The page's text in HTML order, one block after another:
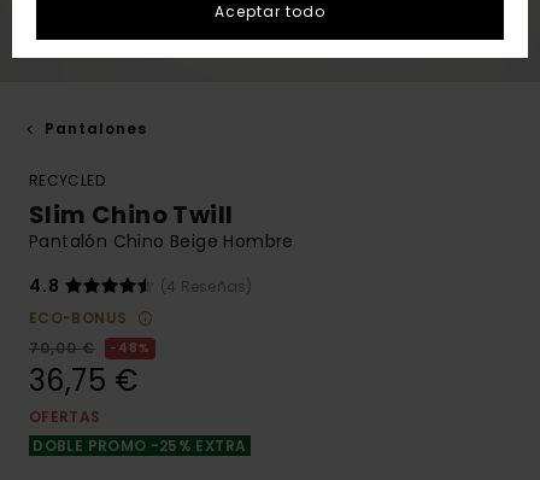
Pantalones
RECYCLED
Slim Chino Twill
Pantalón Chino Beige Hombre
4.8
(4 Reseñas)
ECO-BONUS
70,00 €
48%
36,75 €
OFERTAS
DOBLE PROMO -25% EXTRA
Aceptar todo